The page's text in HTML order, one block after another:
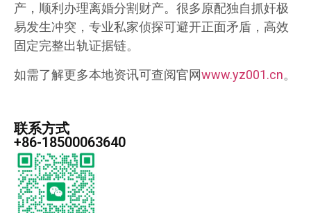
产，顺利办理离婚分割财产。很多原配独自抓奸极
易发生冲突，专业私家侦探可避开正面矛盾，高效
固定完整出轨证据链。
如需了解更多本地资讯可查阅官网www.yz001.cn。
联系方式
+86-18500063640